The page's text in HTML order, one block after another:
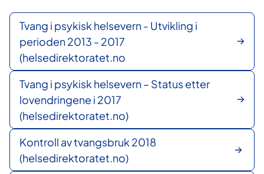
Tvang i psykisk helsevern - Utvikling i
perioden 2013 - 2017
(helsedirektoratet.no
Tvang i psykisk helsevern – Status etter
lovendringene i 2017
(helsedirektoratet.no)
Kontroll av tvangsbruk 2018
(helsedirektoratet.no)